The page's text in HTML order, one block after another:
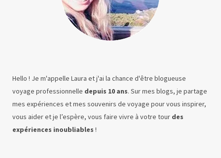
Hello ! Je m'appelle Laura et j'ai la chance d'être blogueuse
voyage professionnelle depuis 10 ans. Sur mes blogs, je partage
mes expériences et mes souvenirs de voyage pour vous inspirer,
vous aider et je l’espère, vous faire vivre à votre tour des
expériences inoubliables !